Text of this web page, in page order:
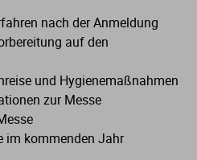
nach der Anmeldung
auf den
und Hygienemaßnahmen
zur Messe
im kommenden Jahr